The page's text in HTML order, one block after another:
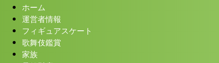
ホーム
運営者情報
フィギュアスケート
歌舞伎鑑賞
家族